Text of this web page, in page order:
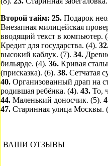
Второй тайм: 25. Подарок
Внезапная милицейская
вводящий текст в компьютер.
Кредит для государства. (4).
высокий каблук. (7). 34.
бильярде. (4). 36. Кривая
(присказка). (6). 38. Сетчатая
40. Организованный драп на
родившая ребёнка. (4). 43. То,
44. Маленький доносчик. (5).
47. Старинная улица Москвы.
ВАШИ ОТЗЫВЫ